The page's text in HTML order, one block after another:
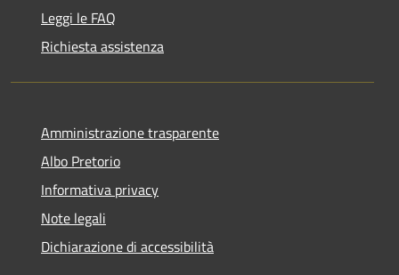
Leggi le FAQ
Richiesta assistenza
Amministrazione trasparente
Albo Pretorio
Informativa privacy
Note legali
Dichiarazione di accessibilità